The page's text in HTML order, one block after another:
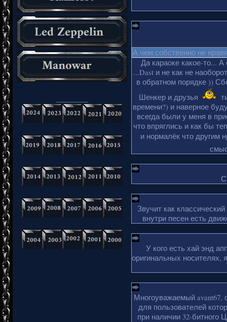
А чем собственно не
Да караоке какое-то...
...Dast и не как не
в обратном порядке ))
Шенкер и друзья
времени?) и наверное
всегда были у меня в
что впряглись и как бы
и нормалёк что другим
Звучит как
внутри песен есть
У кого есть хай энд
оригинальных
Многоуважаемый
для пользователей
при наличии 32-битного